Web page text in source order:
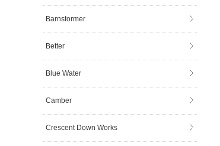
Barnstormer
Better
Blue Water
Camber
Crescent Down Works